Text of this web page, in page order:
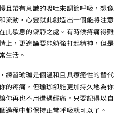
且帶有意識的吸吐來調節呼吸，想像
流動，心靈就此創造出一個能將注意
此歇息的僻靜之處。有時候疼痛得難
上，更遑論要能勉強打起精神，但是
生活。
練習瑜珈是個溫和且具療癒性的替代
的疼痛，但瑜珈卻能更加持久地為你
你再也不用遭遇經痛。只要記得以自
過程中都保持正常呼吸就可以了。